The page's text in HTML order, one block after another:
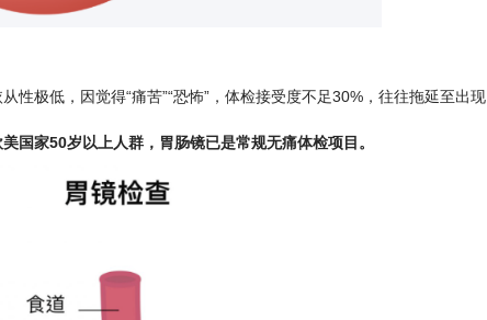
性极低，因觉得“痛苦”“恐怖”，体检接受度不足30%，往往拖延至出现
国家50岁以上人群，胃肠镜已是常规无痛体检项目。